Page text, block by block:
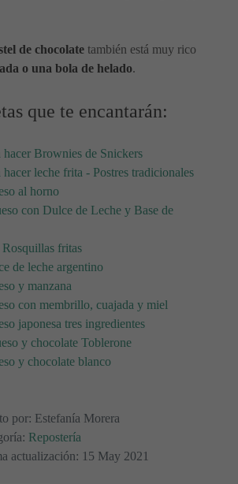
de chocolate también está muy rico
o una bola de helado.
que te encantarán:
hacer Brownies de Snickers
hacer leche frita - Postres tradicionales
al horno
con Dulce de Leche y Base de
fritas
de leche argentino
y manzana
con membrillo, cuajada y miel
japonesa tres ingredientes
y chocolate Toblerone
y chocolate blanco
por: Estefanía Morera
Repostería
actualización: 15 May 2021